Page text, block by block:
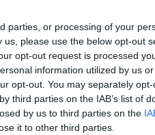
parties, or processing of your
please use the below opt-out
opt-out request is processed
information utilized by us
opt-out. You may separately
third parties on the IAB’s list of
by us to third parties on the
it to other third parties.
insistió en explicar
testimonio personal:
más grandes
metodología de